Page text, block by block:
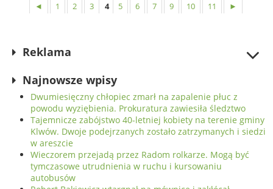
◄ 1 2 3 4 5 6 7 9 10 11 ►
Reklama
Najnowsze wpisy
Dwumiesięczny chłopiec zmarł na zapalenie płuc z
powodu wyziębienia. Prokuratura zawiesiła śledztwo
Tajemnicze zabójstwo 40-letniej kobiety na terenie gminy
Klwów. Dwoje podejrzanych zostało zatrzymanych i siedzi
w areszcie
Wieczorem przejadą przez Radom rolkarze. Mogą być
tymczasowe utrudnienia w ruchu i kursowaniu
autobusów